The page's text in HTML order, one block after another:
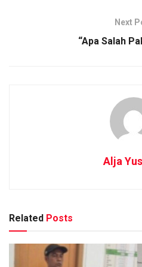
Next
“Apa Salah
Alja
Related Posts